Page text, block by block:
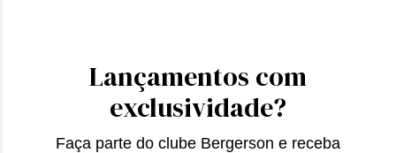
Lançamentos com
exclusividade?
Faça parte do clube Bergerson e receba